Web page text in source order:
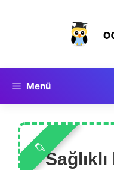
Menü